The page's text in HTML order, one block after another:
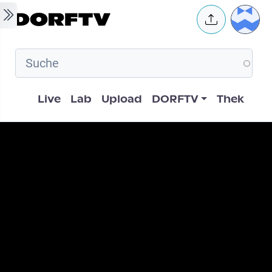
Skip to main content User
Hauptnavigation
Live Lab Upload DORFTV Thek